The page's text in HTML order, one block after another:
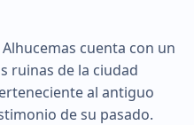
cuenta con un
ruinas de la ciudad
al antiguo
de su pasado.